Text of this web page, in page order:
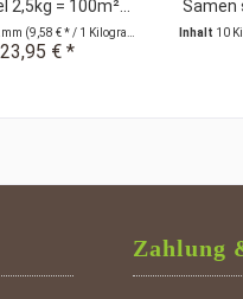
2,5kg = 100m²...
(9,58 € * / 1 Kilogramm)
€ *
Samen
Inhalt 10
Zahlung